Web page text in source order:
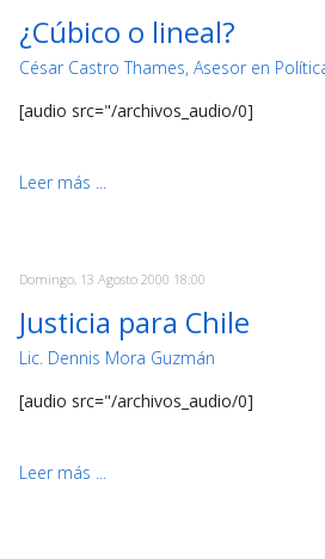
¿Cúbico o lineal?
César Castro Thames, Asesor en
[audio src="/archivos_audio/0]
Leer más ...
Domingo, 13 Agosto 2000 18:00
Justicia para Chile
Lic. Dennis Mora Guzmán
[audio src="/archivos_audio/0]
Leer más ...